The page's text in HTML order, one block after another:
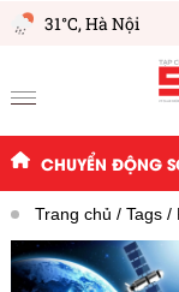
31°C,Hà Nội
CHUYỂN ĐỘNG
Trang chủ Tags